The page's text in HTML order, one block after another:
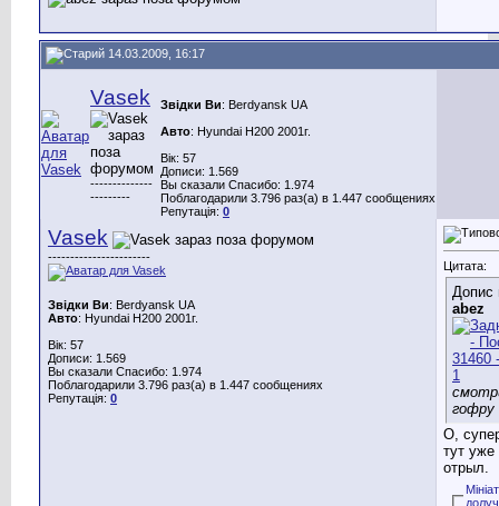
14.03.2009, 16:17
Vasek
--------------
---------
Звідки Ви: Berdyansk UA
Авто: Hyundai H200 2001г.
Вік: 57
Дописи: 1.569
Вы сказали Спасибо: 1.974
Поблагодарили 3.796 раз(а) в 1.447 сообщениях
Репутація: 0
Vasek
-----------------------
Звідки Ви: Berdyansk UA
Авто: Hyundai H200 2001г.
Вік: 57
Дописи: 1.569
Вы сказали Спасибо: 1.974
Поблагодарили 3.796 раз(а) в 1.447 сообщениях
Репутація: 0
Цитата:
Допис
abez
гофру
О,
тут
отрыл.